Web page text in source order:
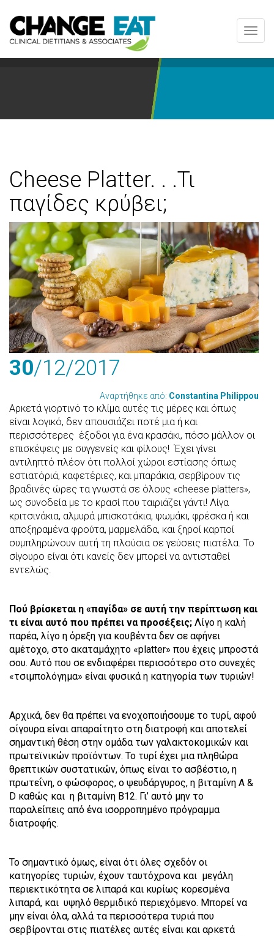
Cheese Platter. . .Τι
παγίδες κρύβει;
30/12/2017
Αναρτήθηκε από: Constantina Philippou
Αρκετά γιορτινό το κλίμα αυτές τις μέρες και όπως
είναι λογικό, δεν απουσιάζει ποτέ μια ή και
περισσότερες έξοδοι για ένα κρασάκι, πόσο μάλλον οι
επισκέψεις με συγγενείς και φίλους! Έχει γίνει
αντιληπτό πλέον ότι πολλοί χώροι εστίασης όπως
εστιατόριά, καφετέριες, και μπαράκια, σερβίρουν τις
βραδινές ώρες τα γνωστά σε όλους «cheese platters»,
ως συνοδεία με το κρασί που ταιριάζει γάντι! Λίγα
κριτσινάκια, αλμυρά μπισκοτάκια, ψωμάκι, φρέσκα ή και
αποξηραμένα φρούτα, μαρμελάδα, και ξηροί καρποί
συμπληρώνουν αυτή τη πλούσια σε γεύσεις πιατέλα. Το
σίγουρο είναι ότι κανείς δεν μπορεί να αντισταθεί
εντελώς.
Πού βρίσκεται η «παγίδα» σε αυτή την περίπτωση και
τι είναι αυτό που πρέπει να προσέξεις; Λίγο η καλή
παρέα, λίγο η όρεξη για κουβέντα δεν σε αφήνει
αμέτοχο, στο ακαταμάχητο «platter» που έχεις μπροστά
σου. Αυτό που σε ενδιαφέρει περισσότερο στο συνεχές
«τσιμπολόγημα» είναι φυσικά η κατηγορία των τυριών!
Αρχικά, δεν θα πρέπει να ενοχοποιήσουμε το τυρί, αφού
σίγουρα είναι απαραίτητο στη διατροφή και αποτελεί
σημαντική θέση στην ομάδα των γαλακτοκομικών και
πρωτεϊνικών προϊόντων. Το τυρί έχει μια πληθώρα
θρεπτικών συστατικών, όπως είναι το ασβέστιο, η
πρωτεΐνη, ο φώσφορος, ο ψευδάργυρος, η βιταμίνη Α &
D καθώς και η βιταμίνη Β12. Γι’ αυτό μην το
παραλείπεις από ένα ισορροπημένο πρόγραμμα
διατροφής.
Το σημαντικό όμως, είναι ότι όλες σχεδόν οι
κατηγορίες τυριών, έχουν ταυτόχρονα και μεγάλη
περιεκτικότητα σε λιπαρά και κυρίως κορεσμένα
λιπαρά, και υψηλό θερμιδικό περιεχόμενο. Μπορεί να
μην είναι όλα, αλλά τα περισσότερα τυριά που
σερβίρονται στις πιατέλες αυτές είναι και αρκετά